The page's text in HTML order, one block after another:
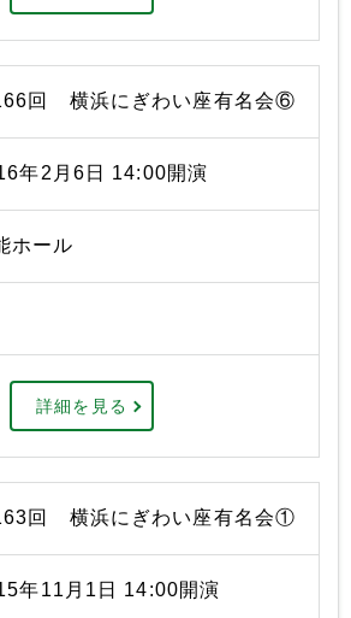
回 横浜にぎわい座有名会⑥
年2月6日 14:00開演
ホール
詳細を見る
回 横浜にぎわい座有名会①
年11月1日 14:00開演